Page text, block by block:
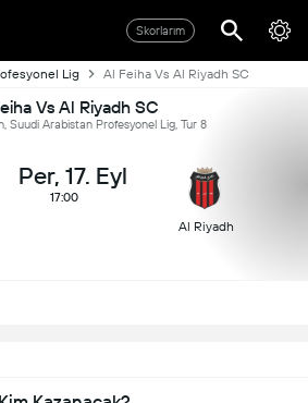
Skorlarım
Lig Al Feiha Vs Al Riyadh SC
Vs Al Riyadh SC
Suudi Arabistan Profesyonel Lig, Tur 8
Per, 17. Eyl
17:00
Al Riyadh